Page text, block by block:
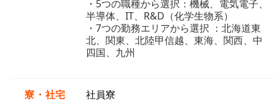
・5つの職種から選択：機械、電気電子、
半導体、IT、R&D（化学生物系）
・7つの勤務エリアから選択 ：北海道東
北、関東、北陸甲信越、東海、関西、中
四国、九州
寮・社宅 社員寮